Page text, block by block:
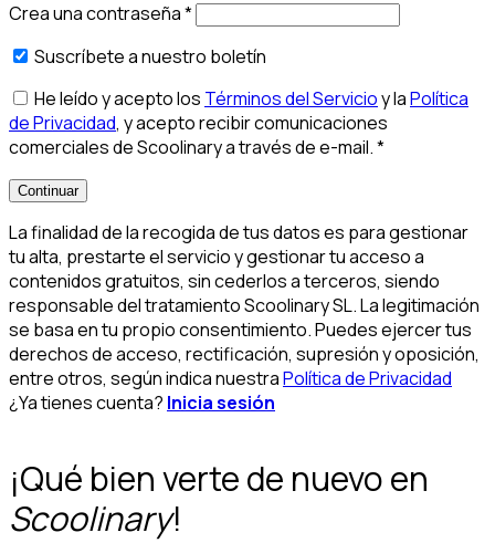
Crea una contraseña*
Suscríbete a nuestro boletín
He leído y acepto los Términos del Servicioy laPolítica
de Privacidad, y acepto recibir comunicaciones
comerciales de Scoolinary a través de e-mail.*
Continuar
La finalidad de la recogida de tus datos es para gestionar
tu alta, prestarte el servicio y gestionar tu acceso a
contenidos gratuitos, sin cederlos a terceros, siendo
responsable del tratamiento Scoolinary SL. La legitimación
se basa en tu propio consentimiento. Puedes ejercer tus
derechos de acceso, rectificación, supresión y oposición,
entre otros, según indica nuestraPolítica de Privacidad
¿Ya tienes cuenta? Inicia sesión
¡Qué bien verte de nuevo en
Scoolinary!